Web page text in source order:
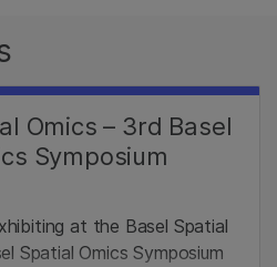
Omics – 3rd Basel
Symposium
at the Basel Spatial
Spatial Omics Symposium